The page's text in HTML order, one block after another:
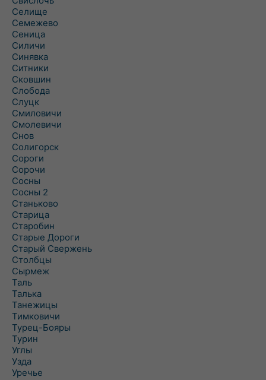
Селище
Семежево
Сеница
Силичи
Синявка
Ситники
Сковшин
Слобода
Слуцк
Смиловичи
Смолевичи
Снов
Солигорск
Сороги
Сорочи
Сосны
Сосны 2
Станьково
Старица
Старобин
Старые Дороги
Старый Свержень
Столбцы
Сырмеж
Таль
Талька
Танежицы
Тимковичи
Турец-Бояры
Турин
Углы
Узда
Уречье